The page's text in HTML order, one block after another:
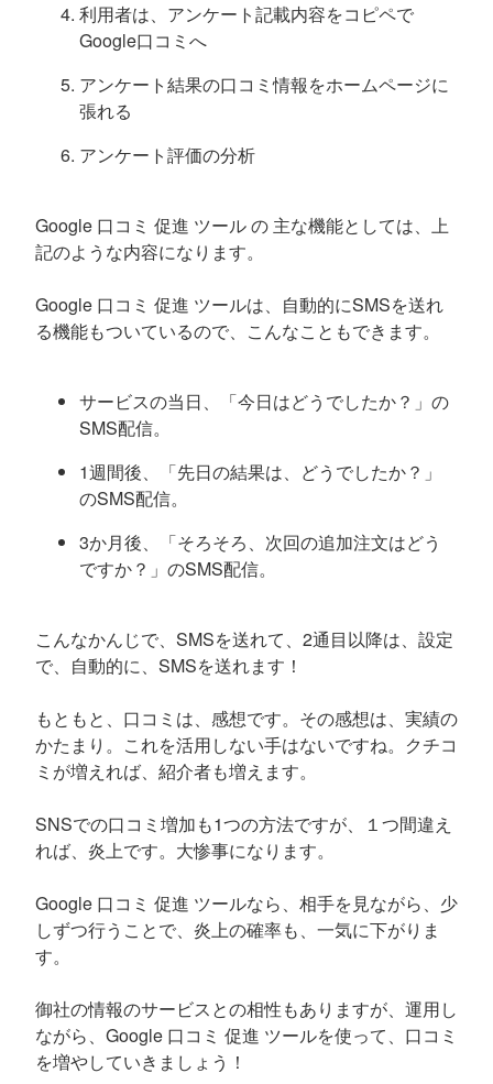
利用者は、アンケート記載内容をコピペで
Google口コミへ
アンケート結果の口コミ情報をホームページに
張れる
アンケート評価の分析
Google 口コミ 促進 ツール の 主な機能としては、上
記のような内容になります。
Google 口コミ 促進 ツールは、自動的にSMSを送れ
る機能もついているので、こんなこともできます。
サービスの当日、「今日はどうでしたか？」の
SMS配信。
1週間後、「先日の結果は、どうでしたか？」
のSMS配信。
3か月後、「そろそろ、次回の追加注文はどう
ですか？」のSMS配信。
こんなかんじで、SMSを送れて、2通目以降は、設定
で、自動的に、SMSを送れます！
もともと、口コミは、感想です。その感想は、実績の
かたまり。これを活用しない手はないですね。クチコ
ミが増えれば、紹介者も増えます。
SNSでの口コミ増加も1つの方法ですが、１つ間違え
れば、炎上です。大惨事になります。
Google 口コミ 促進 ツールなら、相手を見ながら、少
しずつ行うことで、炎上の確率も、一気に下がりま
す。
御社の情報のサービスとの相性もありますが、運用し
ながら、Google 口コミ 促進 ツールを使って、口コミ
を増やしていきましょう！